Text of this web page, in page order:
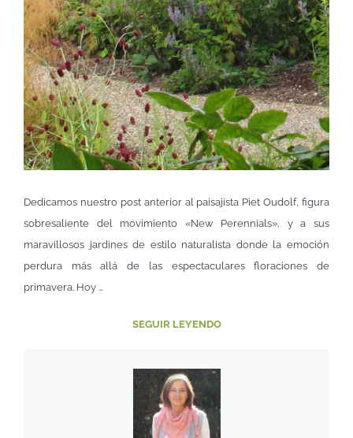
Dedicamos nuestro post anterior al paisajista Piet Oudolf, figura
sobresaliente del movimiento «New Perennials», y a sus
maravillosos jardines de estilo naturalista donde la emoción
perdura más allá de las espectaculares floraciones de
primavera. Hoy …
SEGUIR LEYENDO